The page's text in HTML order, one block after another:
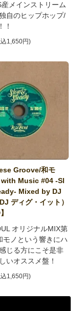
メインストリーム
自のヒップホップ/
！
1,650円)
Groove/和モ
with Music #04 -Sl
Mixed by DJ
ディグ・イット）
オリジナルMIX第
モノという響きにハ
じる方にこそ是非
いオススメ盤！
1,650円)